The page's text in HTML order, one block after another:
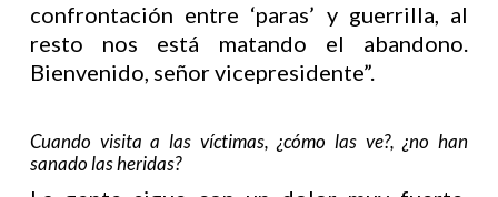
confrontación entre ‘paras’ y guerrilla, al
resto nos está matando el abandono.
Bienvenido, señor vicepresidente”.
Cuando visita a las víctimas, ¿cómo las ve?, ¿no han
sanado las heridas?